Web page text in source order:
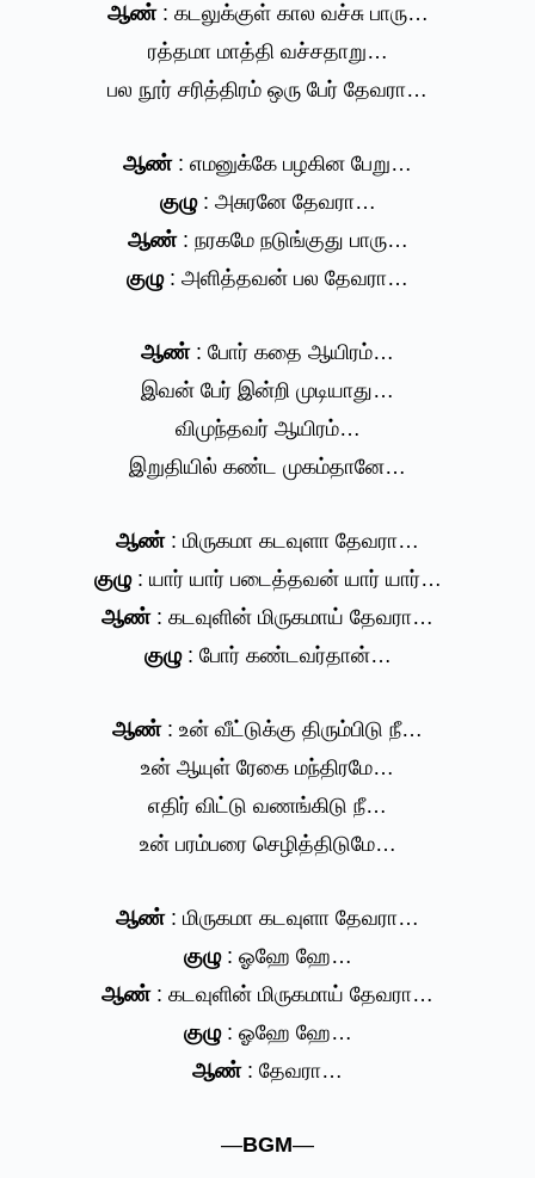
ஆண் : கடலுக்குள் கால வச்சு பாரு…
ரத்தமா மாத்தி வச்சதாறு…
பல நூர் சரித்திரம் ஒரு பேர் தேவரா…
ஆண் : எமனுக்கே பழகின பேறு…
குழு : அசுரனே தேவரா…
ஆண் : நரகமே நடுங்குது பாரு…
குழு : அளித்தவன் பல தேவரா…
ஆண் : போர் கதை ஆயிரம்…
இவன் பேர் இன்றி முடியாது…
விமுந்தவர் ஆயிரம்…
இறுதியில் கண்ட முகம்தானே…
ஆண் : மிருகமா கடவுளா தேவரா…
குழு : யார் யார் படைத்தவன் யார் யார்…
ஆண் : கடவுளின் மிருகமாய் தேவரா…
குழு : போர் கண்டவர்தான்…
ஆண் : உன் வீட்டுக்கு திரும்பிடு நீ…
உன் ஆயுள் ரேகை மந்திரமே…
எதிர் விட்டு வணங்கிடு நீ…
உன் பரம்பரை செழித்திடுமே…
ஆண் : மிருகமா கடவுளா தேவரா…
குழு : ஓஹே ஹே…
ஆண் : கடவுளின் மிருகமாய் தேவரா…
குழு : ஓஹே ஹே…
ஆண் : தேவரா…
—BGM—